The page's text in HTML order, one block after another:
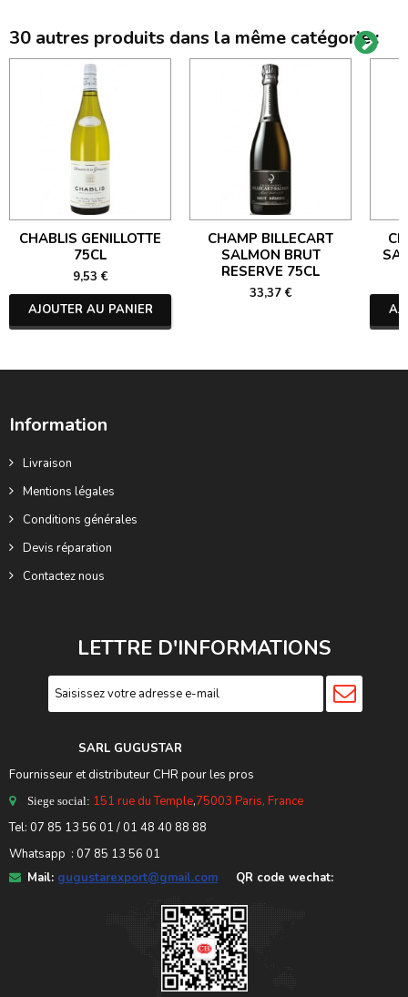
30 autres produits dans la même catégorie :
CHABLIS GENILLOTTE
75CL
9,53 €
AJOUTER AU PANIER
CHAMP BILLECART
SALMON BRUT
RESERVE 75CL
33,37 €
Information
Livraison
Mentions légales
Conditions générales
Devis réparation
Contactez nous
LETTRE D'INFORMATIONS
SARL GUGUSTAR
Fournisseur et distributeur CHR pour les pros
Siege social: 151 rue du Temple,75003 Paris, France
Tel: 07 85 13 56 01 / 01 48 40 88 88
Whatsapp : 07 85 13 56 01
Mail: gugustarexport@gmail.com QR code wechat: